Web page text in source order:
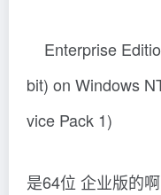
Enterprise
bit) on Windows
vice Pack 1)
是64位 企业版的